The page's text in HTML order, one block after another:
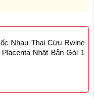
Nhau Thai Cừu Rwine
Nhật Bản Gói 1